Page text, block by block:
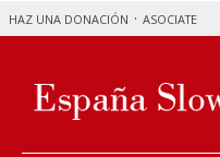
HAZ UNA DONACIÓN ASOCIATE